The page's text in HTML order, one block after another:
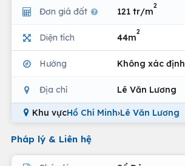
Đơn giá đất 121 tr/m
2
Diện tích 44m
2
Hướng Không xác định
Địa chỉ Lê Văn Lương
Khu vựcHồ Chí Minh›Lê Văn Lương
Pháp lý & Liên hệ